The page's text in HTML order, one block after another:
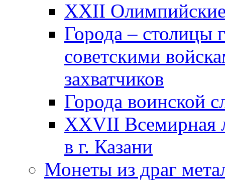
XXII
Города – столицы
советскими
захватчиков
Города воинской
XXVII Всемирная
в г. Казани
Монеты из драг